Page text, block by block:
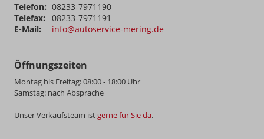
Telefon: 08233-7971190
Telefax:
08233-7971191
E-Mail:
info@autoservice-mering.de
Öffnungszeiten
Montag bis Freitag: 08:00 - 18:00 Uhr
Samstag: nach Absprache
Unser Verkaufsteam ist gerne für Sie da.